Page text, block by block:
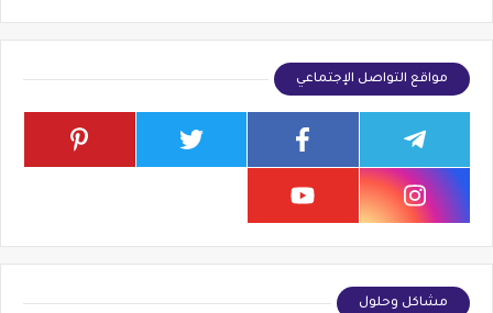
مواقع التواصل الإجتماعي
مشاكل وحلول